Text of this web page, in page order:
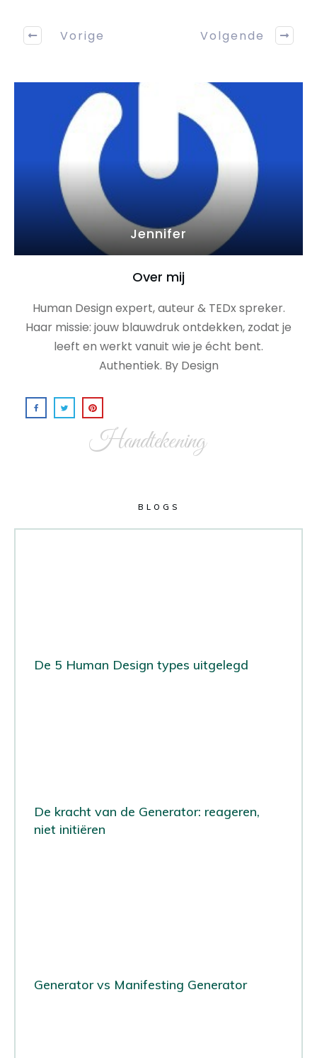
Vorige Volgende
Jennifer
Over mij
Human Design expert, auteur & TEDx spreker.
Haar missie: jouw blauwdruk ontdekken, zodat je
leeft en werkt vanuit wie je écht bent.
Authentiek. By Design
Handtekening
BLOGS
De 5 Human Design types uitgelegd
De kracht van de Generator: reageren,
niet initiëren
Generator vs Manifesting Generator